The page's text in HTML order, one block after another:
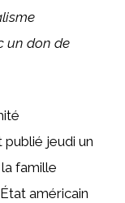
un don de
jeudi un
famille
américain